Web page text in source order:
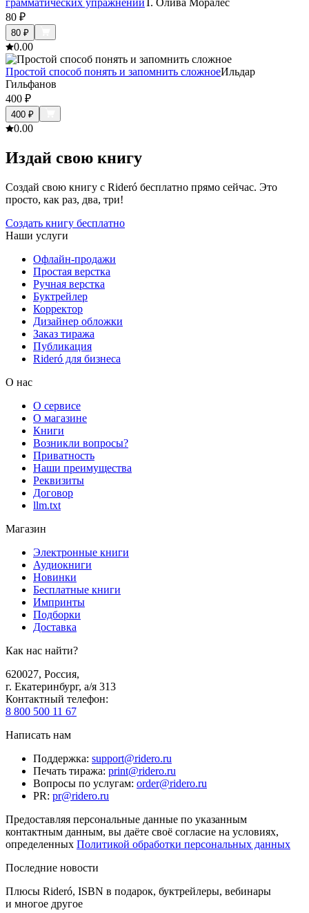
грамматических упражненийТ. Олива Моралес
80 ₽
80 ₽
0.00
Простой способ понять и запомнить сложноеИльдар
Гильфанов
400 ₽
400 ₽
0.00
Издай свою книгу
Создай свою книгу с Rideró бесплатно прямо сейчас. Это
просто, как раз, два, три!
Создать книгу бесплатно
Наши услуги
Офлайн-продажи
Простая верстка
Ручная верстка
Буктрейлер
Корректор
Дизайнер обложки
Заказ тиража
Публикация
Rideró для бизнеса
О нас
О сервисе
О магазине
Книги
Возникли вопросы?
Приватность
Наши преимущества
Реквизиты
Договор
llm.txt
Магазин
Электронные книги
Аудиокниги
Новинки
Бесплатные книги
Импринты
Подборки
Доставка
Как нас найти?
620027, Россия,
г. Екатеринбург, а/я 313
Контактный телефон:
8 800 500 11 67
Написать нам
Поддержка: support@ridero.ru
Печать тиража: print@ridero.ru
Вопросы по услугам: order@ridero.ru
PR: pr@ridero.ru
Предоставляя персональные данные по указанным
контактным данным, вы даёте своё согласие на условиях,
определенных Политикой обработки персональных данных
Последние новости
Плюсы Rideró, ISBN в подарок, буктрейлеры, вебинары
и многое другое